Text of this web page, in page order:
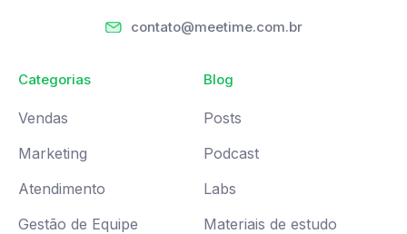
contato@meetime.com.br
Categorias
Vendas
Marketing
Atendimento
Gestão de Equipe
Blog
Posts
Podcast
Labs
Materiais de estudo